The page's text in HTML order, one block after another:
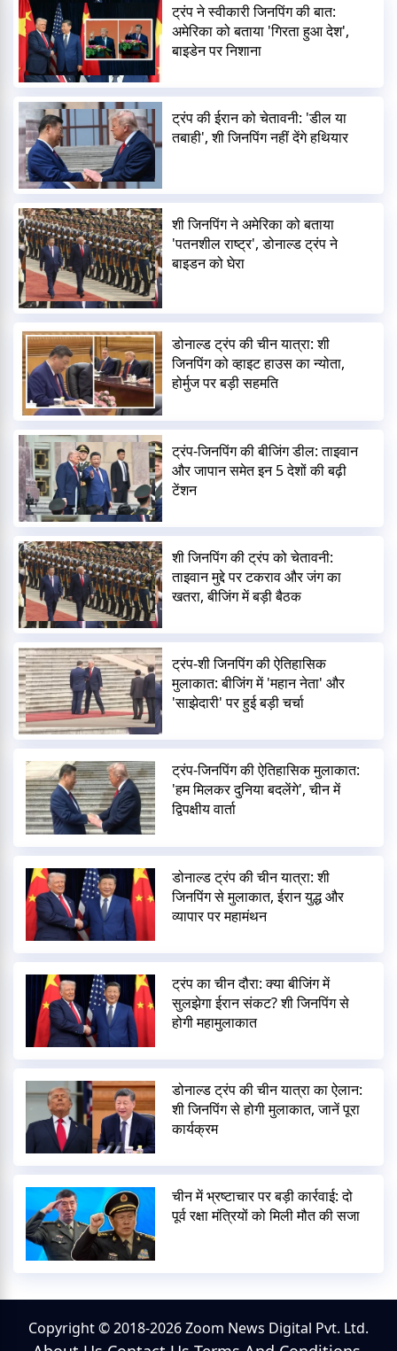
ट्रंप ने स्वीकारी जिनपिंग की बात:
अमेरिका को बताया 'गिरता हुआ देश',
बाइडेन पर निशाना
ट्रंप की ईरान को चेतावनी: 'डील या
तबाही', शी जिनपिंग नहीं देंगे हथियार
शी जिनपिंग ने अमेरिका को बताया
'पतनशील राष्ट्र', डोनाल्ड ट्रंप ने
बाइडन को घेरा
डोनाल्ड ट्रंप की चीन यात्रा: शी
जिनपिंग को व्हाइट हाउस का न्योता,
होर्मुज पर बड़ी सहमति
ट्रंप-जिनपिंग की बीजिंग डील: ताइवान
और जापान समेत इन 5 देशों की बढ़ी
टेंशन
शी जिनपिंग की ट्रंप को चेतावनी:
ताइवान मुद्दे पर टकराव और जंग का
खतरा, बीजिंग में बड़ी बैठक
ट्रंप-शी जिनपिंग की ऐतिहासिक
मुलाकात: बीजिंग में 'महान नेता' और
'साझेदारी' पर हुई बड़ी चर्चा
ट्रंप-जिनपिंग की ऐतिहासिक मुलाकात:
'हम मिलकर दुनिया बदलेंगे', चीन में
द्विपक्षीय वार्ता
डोनाल्ड ट्रंप की चीन यात्रा: शी
जिनपिंग से मुलाकात, ईरान युद्ध और
व्यापार पर महामंथन
ट्रंप का चीन दौरा: क्या बीजिंग में
सुलझेगा ईरान संकट? शी जिनपिंग से
होगी महामुलाकात
डोनाल्ड ट्रंप की चीन यात्रा का ऐलान:
शी जिनपिंग से होगी मुलाकात, जानें पूरा
कार्यक्रम
चीन में भ्रष्टाचार पर बड़ी कार्रवाई: दो
पूर्व रक्षा मंत्रियों को मिली मौत की सजा
Copyright © 2018-2026 Zoom News Digital Pvt. Ltd.